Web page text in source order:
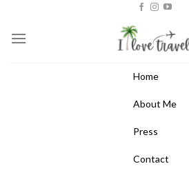
content
Home
About Me
Press
Contact